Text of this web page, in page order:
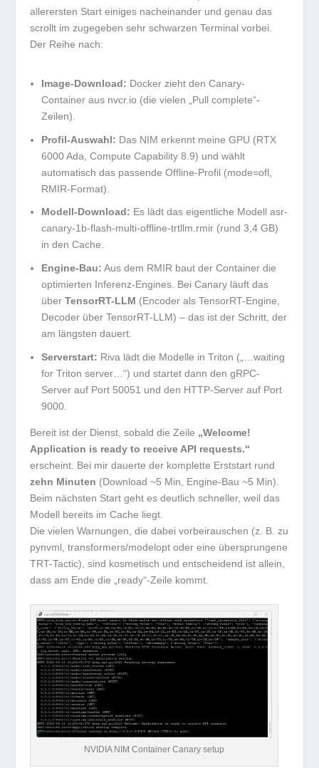
allerersten Start einiges nacheinander und genau das
scrollt im zugegeben sehr schwarzen Terminal vorbei.
Der Reihe nach:
Image-Download: Docker zieht den Canary-
Container aus nvcr.io (die vielen „Pull complete“-
Zeilen).
Profil-Auswahl: Das NIM erkennt meine GPU (RTX
6000 Ada, Compute Capability 8.9) und wählt
automatisch das passende Offline-Profil (mode=ofl
RMIR-Format).
Modell-Download: Es lädt das eigentliche Modellasr-
canary-1b-flash-multi-offline-trtllm.rmir (rund 3,4 GB)
in den Cache.
Engine-Bau: Aus dem RMIR baut der Container die
optimierten Inferenz-Engines. Bei Canary läuft das
überTensorRT-LLM (Encoder als TensorRT-Engine,
Decoder über TensorRT-LLM) – das ist der Schritt, der
am längsten dauert.
Serverstart: Riva lädt die Modelle in Triton („…waiting
for Triton server…“) und startet dann den gRPC-
Server auf Port 50051 und den HTTP-Server auf Port
9000.
Bereit ist der Dienst, sobald die Zeile „Welcome!
Application is ready to receive API requests.“
erscheint. Bei mir dauerte der komplette Erststart rund
zehn Minuten (Download ~5 Min, Engine-Bau ~5 Min).
Beim nächsten Start geht es deutlich schneller, weil das
Modell bereits im Cache liegt.
Die vielen Warnungen, die dabei vorbeirauschen (z. B. zu
pynvml ,transformers/modelopt oder eine übersprungene
TRT-Tactic), sind kosmetisch und entscheidend ist allein,
dass am Ende die „ready“-Zeile kommt.
NVIDIA NIM Container Canary setup